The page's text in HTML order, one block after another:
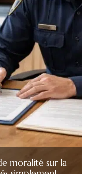
moralité sur la